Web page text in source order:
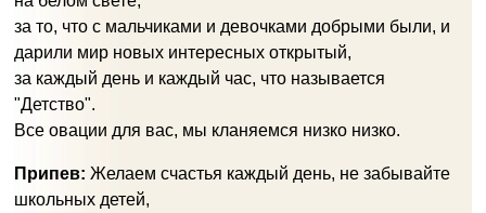
за то, что с мальчиками и девочками добрыми были, и
дарили мир новых интересных открытый,
за каждый день и каждый час, что называется
"Детство".
Все овации для вас, мы кланяемся низко низко.
Припев: Желаем счастья каждый день, не забывайте
школьных детей,